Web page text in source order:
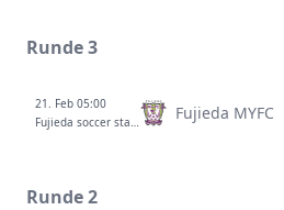
Runde 3
21. Feb 05:00
Fujieda soccer stadium
Fujieda MYFC
Runde 2